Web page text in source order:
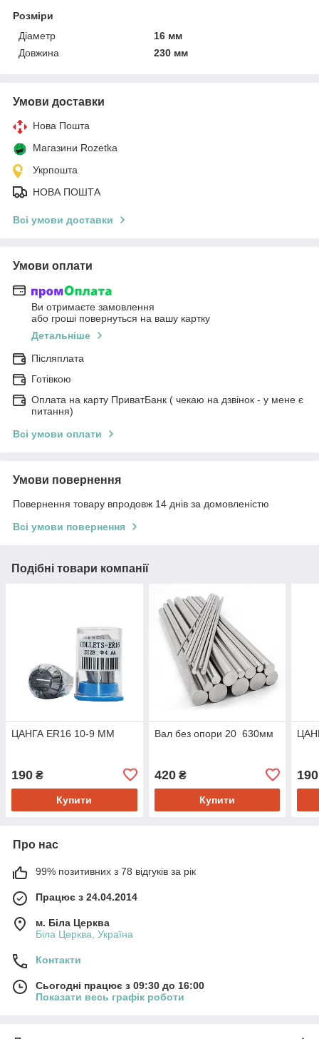
Розміри
Діаметр
16 мм
Довжина
230 мм
Умови доставки
Нова Пошта
Магазини Rozetka
Укрпошта
НОВА ПОШТА
Всі умови доставки
Умови оплати
Ви отримаєте замовлення
або гроші повернуться на вашу картку
Детальніше
Післяплата
Готівкою
Оплата на карту ПриватБанк ( чекаю на дзвінок - у мене є
питання)
Всі умови оплати
Умови повернення
Повернення товару впродовж 14 днів за домовленістю
Всі умови повернення
Подібні товари компанії
ЦАНГА ER16 10-9 ММ
190 ₴
Купити
Вал без опори 20 630мм
420₴
Купити
190
Про нас
99% позитивних з 78 відгуків за рік
Працює з 24.04.2014
м. Біла Церква
Біла Церква, Україна
Контакти
Сьогодні працює з 09:30 до 16:00
Показати весь графік роботи